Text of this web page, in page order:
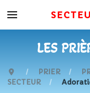
LES
PRIER
SECTEUR